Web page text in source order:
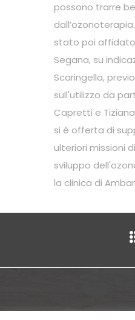
possono trarre
stato poi
Segana, su
Scaringella,
sull'utilizzo da
Capretti e
si è offerta di
ulteriori missioni
sviluppo
la clinica di